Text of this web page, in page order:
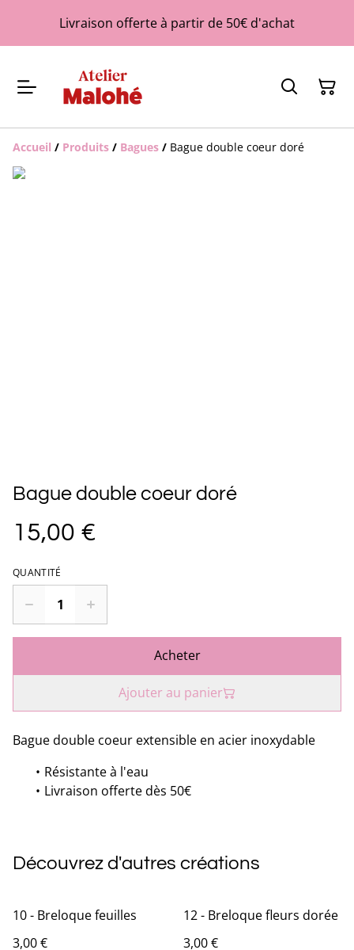
Livraison offerte à partir de 50€ d'achat
Accueil / Produits / Bagues / Bague double coeur doré
Bague double coeur doré
15,00 €
QUANTITÉ
Acheter
Ajouter au panier
Bague double coeur extensible en acier inoxydable
Résistante à l'eau
Livraison offerte dès 50€
Découvrez d'autres créations
10 - Breloque feuilles
3,00 €
12 - Breloque fleurs dorée
3,00 €